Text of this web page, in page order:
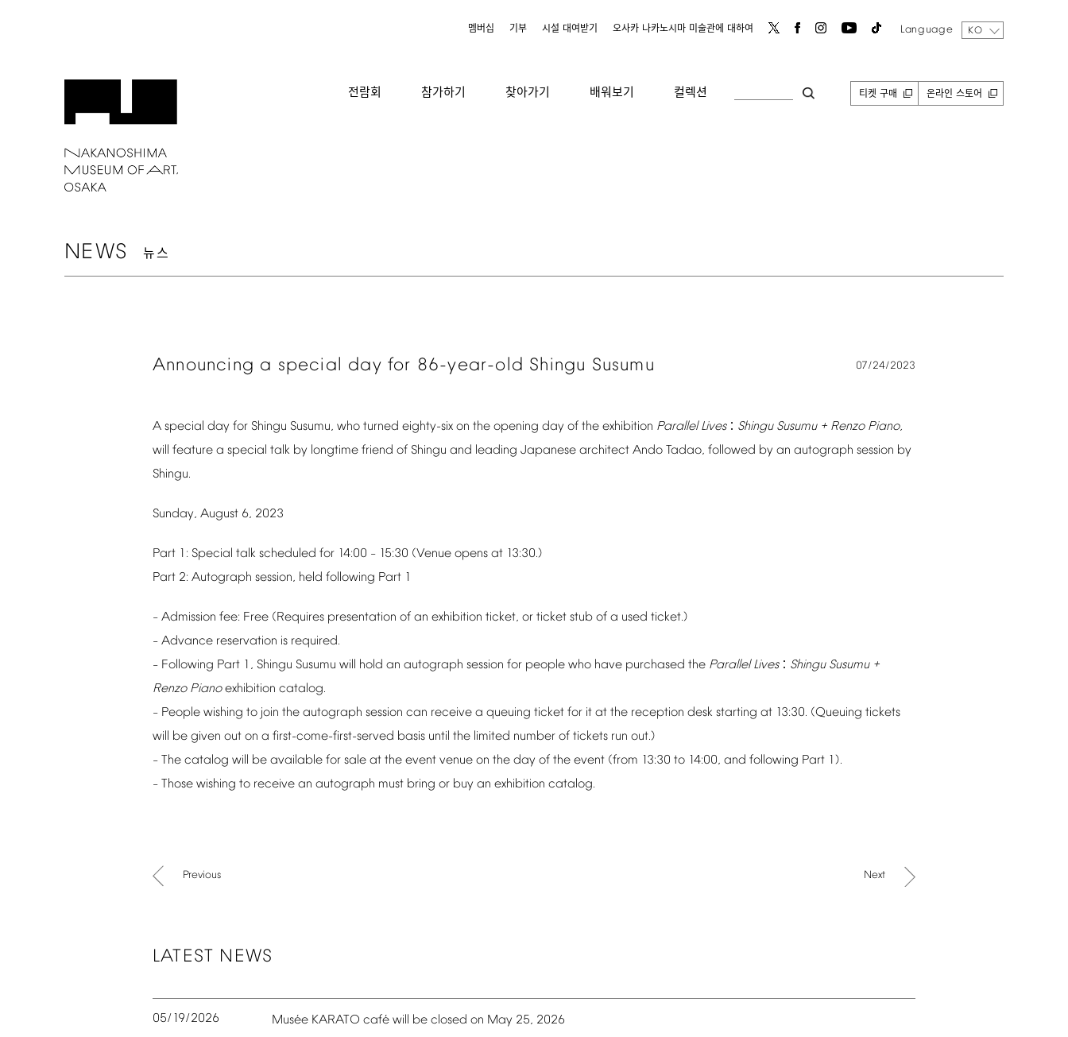
멤버십 기부 시설 대여받기 오사카 나카노시마 미술관에 대하여 Language KO
전람회 참가하기 찾아가기 배워보기 컬렉션 티켓 구매 온라인 스토어
NEWS 뉴스
Announcing a special day for 86-year-old Shingu Susumu 07/24/2023
A special day for Shingu Susumu, who turned eighty-six on the opening day of the exhibition Parallel Lives： Shingu Susumu + Renzo Piano,
will feature a special talk by longtime friend of Shingu and leading Japanese architect Ando Tadao, followed by an autograph session by
Shingu.
Sunday, August 6, 2023
Part 1: Special talk scheduled for 14:00 – 15:30 (Venue opens at 13:30.)
Part 2: Autograph session, held following Part 1
– Admission fee: Free (Requires presentation of an exhibition ticket, or ticket stub of a used ticket.)
– Advance reservation is required.
– Following Part 1, Shingu Susumu will hold an autograph session for people who have purchased the Parallel Lives： Shingu Susumu +
Renzo Piano exhibition catalog.
– People wishing to join the autograph session can receive a queuing ticket for it at the reception desk starting at 13:30. (Queuing tickets
will be given out on a first-come-first-served basis until the limited number of tickets run out.)
– The catalog will be available for sale at the event venue on the day of the event (from 13:30 to 14:00, and following Part 1).
– Those wishing to receive an autograph must bring or buy an exhibition catalog.
Previous Next
LATEST NEWS
05/19/2026 Musée KARATO café will be closed on May 25, 2026